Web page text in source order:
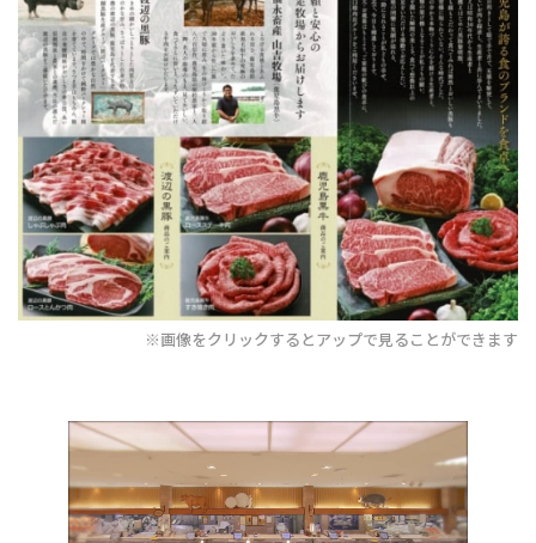
※画像をクリックするとアップで見ることができます